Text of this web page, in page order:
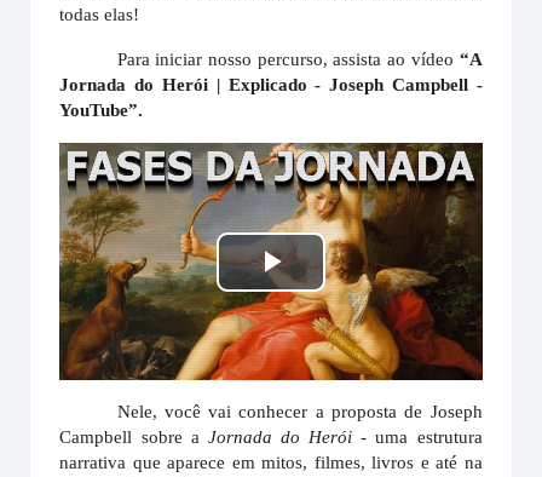
todas elas!
Para iniciar nosso percurso, assista ao vídeo “A
Jornada do Herói | Explicado - Joseph Campbell -
YouTube”.
Tocar
Vídeo
Nele, você vai conhecer a proposta de Joseph
Campbell sobre a Jornada do Herói -uma estrutura
narrativa que aparece em mitos, filmes, livros e até na